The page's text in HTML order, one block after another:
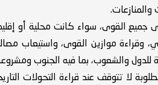
والمنازعات.
جميع القوى، سواء كانت محلية أو
وقراءة موازين القوى، واستيعاب
للدول والشعوب، بما فيه الجنوب
لا تتوقف عند قراءة التحولات